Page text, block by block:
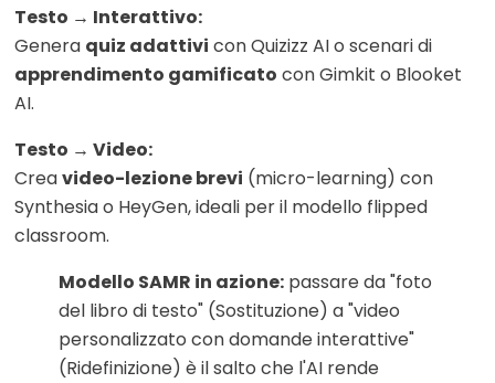
Testo → Interattivo:
Genera quiz adattivi con Quizizz AI o scenari di
apprendimento gamificato con Gimkit o Blooket
AI.
Testo → Video:
Creavideo-lezione brevi (micro-learning) con
Synthesia o HeyGen, ideali per il modello flipped
classroom.
Modello SAMR in azione: passare da "foto
del libro di testo" (Sostituzione) a "video
personalizzato con domande interattive"
(Ridefinizione) è il salto che l'AI rende